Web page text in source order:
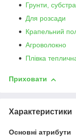
Грунти,
Для розсади
Крапельний
Агроволокно
Плівка
Приховати
Характеристики
Основні атрибути